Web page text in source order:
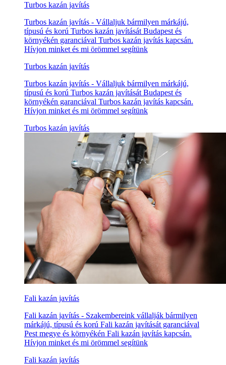
Turbos kazán javítás
Turbos kazán javítás - Vállaljuk bármilyen márkájú,
típusú és korú Turbos kazán javítását Budapest és
környékén garanciával Turbos kazán javítás kapcsán.
Hívjon minket és mi örömmel segítünk
Turbos kazán javítás
Turbos kazán javítás - Vállaljuk bármilyen márkájú,
típusú és korú Turbos kazán javítását Budapest és
környékén garanciával Turbos kazán javítás kapcsán.
Hívjon minket és mi örömmel segítünk
Turbos kazán javítás
Fali kazán javítás
Fali kazán javítás - Szakembereink vállalják bármilyen
márkájú, típusú és korú Fali kazán javítását garanciával
Pest megye és környékén Fali kazán javítás kapcsán.
Hívjon minket és mi örömmel segítünk
Fali kazán javítás